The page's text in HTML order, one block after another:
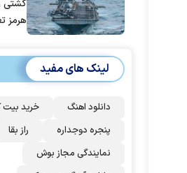
کشتی
هرمز
لینک های مفید
دانلود اهنگ
خرید بیت
پنجره دوجداره
راز بقا
نمایندگی مجاز بوش